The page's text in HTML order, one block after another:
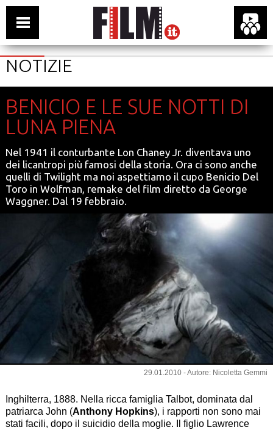
NOTIZIE
BENICIO E LE SUE NOTTI DI
LUNA PIENA
Nel 1941 il conturbante Lon Chaney Jr. diventava uno
dei licantropi più famosi della storia. Ora ci sono anche
quelli di Twilight ma noi aspettiamo il cupo Benicio Del
Toro in Wolfman, remake del film diretto da George
Waggner. Dal 19 febbraio.
29.01.2010 - Autore: Nicoletta Gemmi
Inghilterra, 1888. Nella ricca famiglia Talbot, dominata dal
patriarca John (Anthony Hopkins), i rapporti non sono mai
stati facili, dopo il suicidio della moglie. Il figlio Lawrence